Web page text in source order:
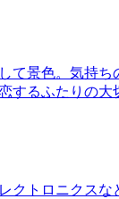
景色。気持
るふたりの
トロニクス